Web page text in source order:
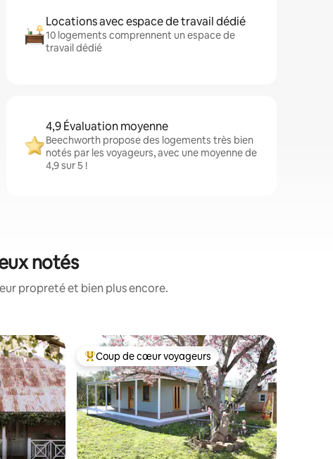
Locations avec espace de travail dédié
10 logements comprennent un espace de
travail dédié
4,9 Évaluation moyenne
Beechworth propose des logements très bien
notés par les voyageurs, avec une moyenne de
4,9 sur 5 !
notés
propreté et bien plus encore.
Coups de cœur voyageurs les plus appréciés
Coup de cœur voyageurs